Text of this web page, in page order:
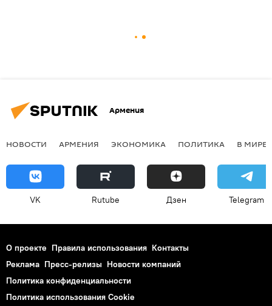
Армения
НОВОСТИ АРМЕНИЯ ЭКОНОМИКА ПОЛИТИКА В МИРЕ
VK Rutube Дзен Telegram
О проекте Правила использования Контакты
Реклама Пресс-релизы Новости компаний
Политика конфиденциальности
Политика использования Cookie